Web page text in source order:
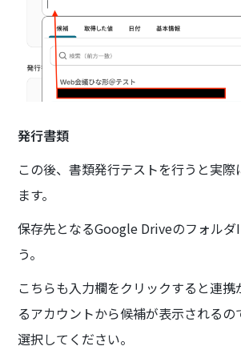
発行書類
この後、書類発行テストを行うと実
ます。
保存先となるGoogle Driveのフォルダ
う。
こちらも入力欄をクリックすると連携
るアカウントから候補が表示されるの
選択してください。